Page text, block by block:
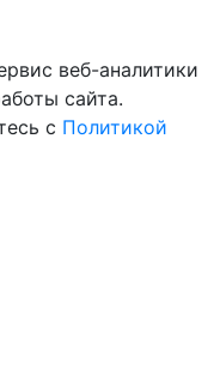
веб-аналитики
сайта.
с Политикой